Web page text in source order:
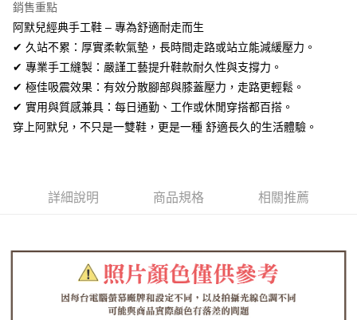
台新國際商業銀行
台灣樂天信用卡公司
Google Pay
全盈+PAY
AFTEE先享後付
相關說明
【關於「AFTEE先享後付」】
AFTEE先享後付是「在收到商品之後才付款」的支付方式。 讓您購物簡單
２．訂單成立數日內，您將收到繳費通知簡訊。
３．收到繳費通知簡訊後14天內，點擊此簡訊中的連結，可透過四大超商／
ATM／網路銀行／等多元方式進行付款，方視為交易完成。
※ 請注意：結帳手續完成當下不需立刻繳費，但若您需要取消訂單，請聯絡
購買商品的店家。未經商家同意取消之訂單仍視為有效，需透過AFTEE先享
ATM付款
全家取貨付款
每筆NT$60，滿NT$1,380(含以上)免運費
7-11取貨付款
每筆NT$60，滿NT$1,380(含以上)免運費
銷售重點
阿默兒經典手工鞋 – 專為舒適耐走而生
✔ 久站不累：厚實柔軟氣墊，長時間走路或站立能減緩壓力。
✔ 專業手工縫製：嚴謹工藝提升鞋款耐久性與支撐力。
✔ 極佳吸震效果：有效分散腳部與膝蓋壓力，走路更輕鬆。
✔ 實用與質感兼具：每日通勤、工作或休閒穿搭都百搭。
穿上阿默兒，不只是一雙鞋，更是一種 舒適長久的生活體驗。
詳細說明 商品規格 相關推薦